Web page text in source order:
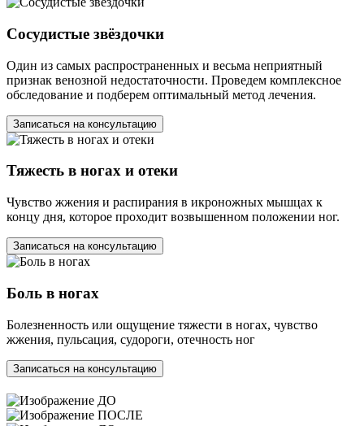
Сосудистые звёздочки
Один из самых распространенных и весьма неприятный
признак венозной недостаточности. Проведем комплексное
обследование и подберем оптимальный метод лечения.
Записаться на консультацию
Тяжесть в ногах и отеки
Чувство жжения и распирания в икроножных мышцах к
концу дня, которое проходит возвышенном положении ног.
Записаться на консультацию
Боль в ногах
Болезненность или ощущение тяжести в ногах, чувство
жжения, пульсация, судороги, отечность ног
Записаться на консультацию